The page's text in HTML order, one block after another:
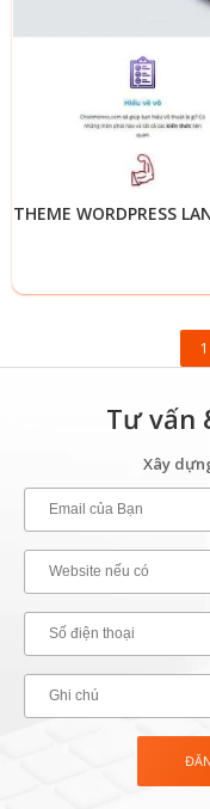
1
Tư vấn
Xây